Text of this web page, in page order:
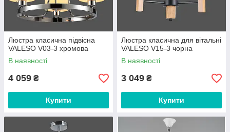
Люстра класична підвісна
VALESO V03-3 хромова
В наявності
4 059 ₴
Купити
Люстра класична для вітальні
VALESO V15-3 чорна
В наявності
3 049 ₴
Купити